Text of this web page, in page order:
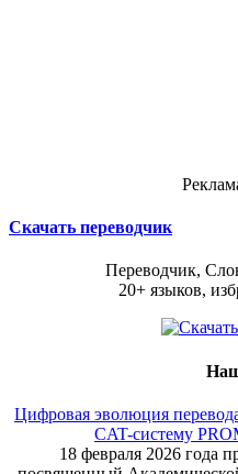
Скачать переводчик
Переводчик,
20+ языков,
Цифровая эволюция
CAT-систему
18 февраля 2026 года